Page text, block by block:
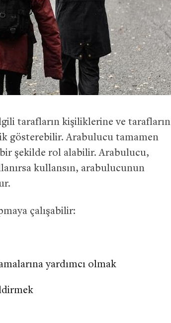
tarafların kişiliklerine ve tarafların
gösterebilir. Arabulucu tamamen
şekilde rol alabilir. Arabulucu,
kullansın, arabulucunun
çalışabilir:
yardımcı olmak